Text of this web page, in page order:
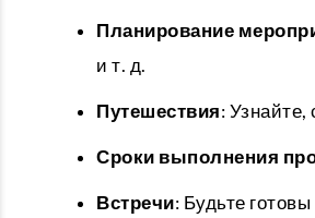
Планирование
и т. д.
Путешествия: Узнайте,
Сроки выполнения
Встречи: Будьте